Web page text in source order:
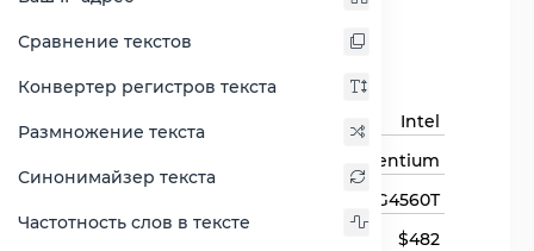
Сравнение текстов
Конвертер регистров текста
Размножение текста
Синонимайзер текста
Частотность слов в тексте
Основная информация
Intel
Pentium
G4560T
$482